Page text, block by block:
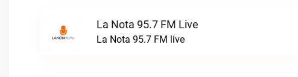
La Nota 95.7 FM Live
La Nota 95.7 FM live